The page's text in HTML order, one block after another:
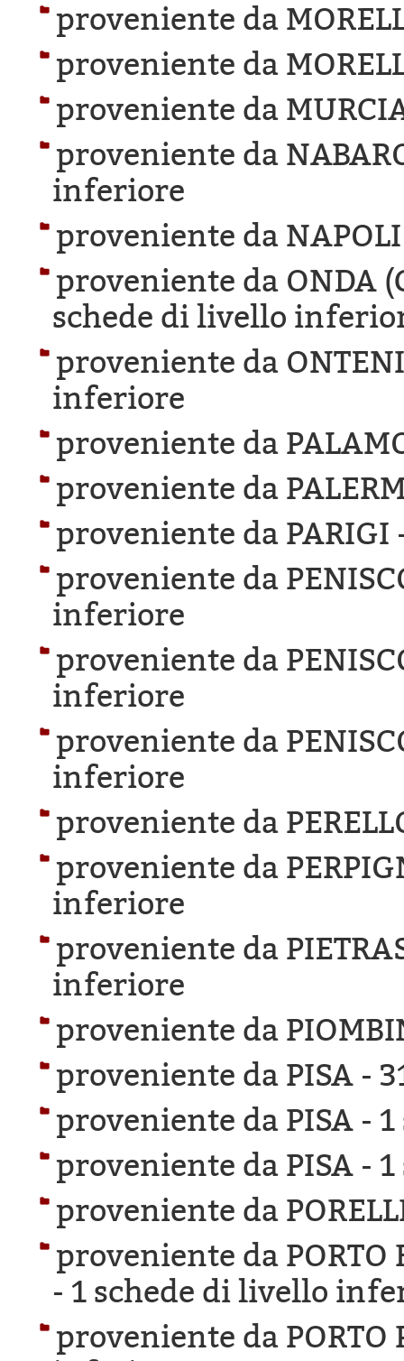
proveniente da
proveniente da
proveniente da
proveniente da
inferiore
proveniente da
proveniente da ONDA
schede di livello
proveniente da
inferiore
proveniente da
proveniente da
proveniente da PARIGI
proveniente da
inferiore
proveniente da
inferiore
proveniente da
inferiore
proveniente da
proveniente da
inferiore
proveniente da
inferiore
proveniente da
proveniente da PISA -
proveniente da PISA -
proveniente da PISA -
proveniente da
proveniente da PORTO
- 1 schede di livello
proveniente da PORTO